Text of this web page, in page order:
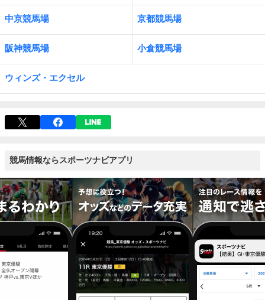
中京競馬場 京都競馬場
阪神競馬場 小倉競馬場
ウィンズ・エクセル
競馬情報ならスポーツナビアプリ